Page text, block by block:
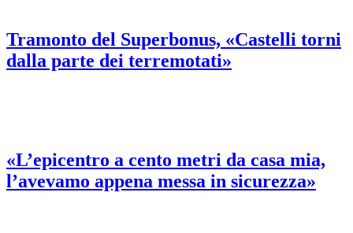
Tramonto del Superbonus, «Castelli torni
dalla parte dei terremotati»
«L’epicentro a cento metri da casa mia,
l’avevamo appena messa in sicurezza»